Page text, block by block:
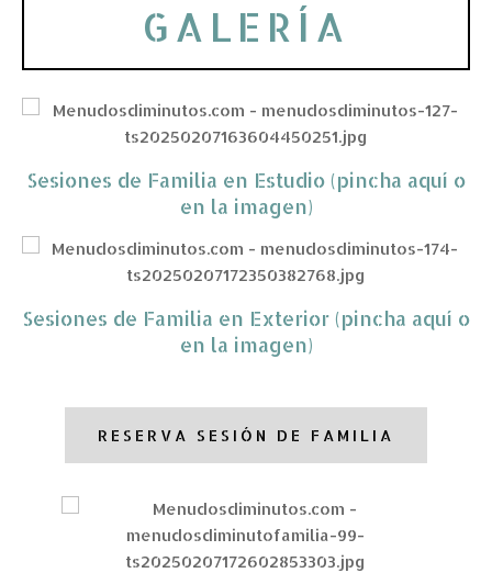
GALERÍA
Sesiones de Familia en Estudio (pincha aquí o
en la imagen)
Sesiones de Familia en Exterior (pincha aquí o
en la imagen)
RESERVA SESIÓN DE FAMILIA